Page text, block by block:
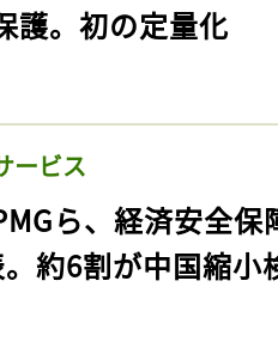
護。初の定量化
ービス
ら、経済安全
約6割が中国縮小